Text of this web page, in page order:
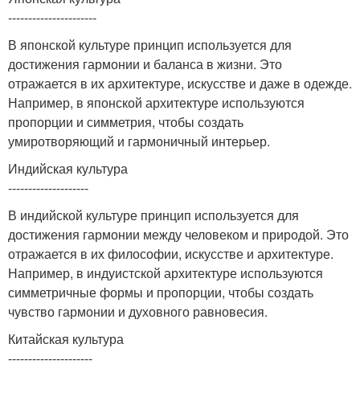
----------------------
В японской культуре принцип используется для
достижения гармонии и баланса в жизни. Это
отражается в их архитектуре, искусстве и даже в одежде.
Например, в японской архитектуре используются
пропорции и симметрия, чтобы создать
умиротворяющий и гармоничный интерьер.
Индийская культура
--------------------
В индийской культуре принцип используется для
достижения гармонии между человеком и природой. Это
отражается в их философии, искусстве и архитектуре.
Например, в индуистской архитектуре используются
симметричные формы и пропорции, чтобы создать
чувство гармонии и духовного равновесия.
Китайская культура
---------------------